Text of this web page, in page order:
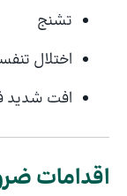
تشنج
اختلال
افت شدید
اقدامات